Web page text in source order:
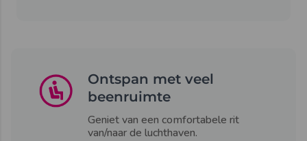
Ontspan met veel
beenruimte
Geniet van een comfortabele rit
van/naar de luchthaven.